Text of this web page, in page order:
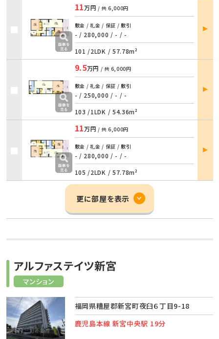
11万円 / 共 6,000円
敷金 / 礼金 / 保証 / 敷引
- / 280,000 / - / -
101 /2LDK / 57.78m²
部屋
詳細
9.5万円 / 共 6,000円
敷金 / 礼金 / 保証 / 敷引
- / 250,000 / - / -
103 /1LDK / 54.36m²
部屋
詳細
11万円 / 共 6,000円
敷金 / 礼金 / 保証 / 敷引
- / 280,000 / - / -
105 /2LDK / 57.78m²
部屋
詳細
更に部屋を表示
マンション
アルファステイツ新宮
福岡県糟屋郡新宮町夜臼６丁目9-18
鹿児島本線 新宮中央駅 19分